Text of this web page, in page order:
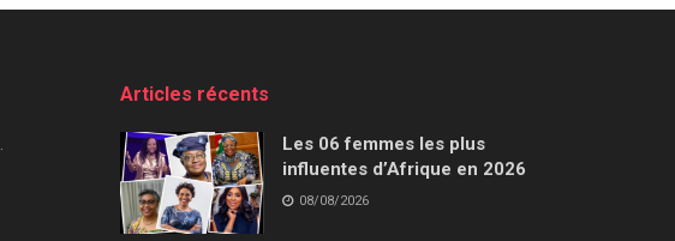
Articles récents
Les 06 femmes les plus
influentes d’Afrique en 2026
08/08/2026